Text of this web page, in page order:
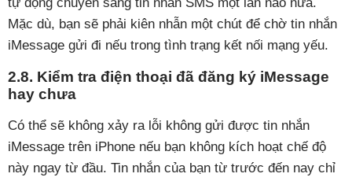
Mặc dù, bạn sẽ phải kiên nhẫn một chút để chờ tin nhắn
iMessage gửi đi nếu trong tình trạng kết nối mạng yếu.
2.8. Kiểm tra điện thoại đã đăng ký iMessage
hay chưa
Có thể sẽ không xảy ra lỗi không gửi được tin nhắn
iMessage trên iPhone nếu bạn không kích hoạt chế độ
này ngay từ đầu. Tin nhắn của bạn từ trước đến nay chỉ